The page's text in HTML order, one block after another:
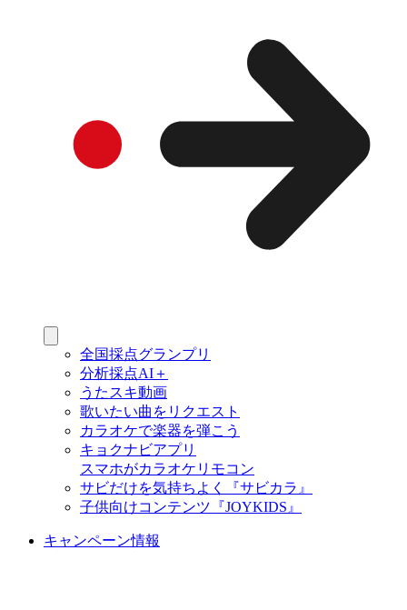
全国採点グランプリ
分析採点AI＋
うたスキ動画
歌いたい曲をリクエスト
カラオケで楽器を弾こう
キョクナビアプリ
スマホがカラオケリモコン
サビだけを気持ちよく『サビカラ』
子供向けコンテンツ『JOYKIDS』
キャンペーン情報